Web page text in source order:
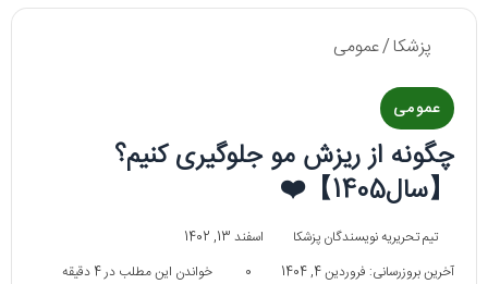
پزشکا/عمومی
عمومی
چگونه از ریزش مو جلوگیری کنیم؟
【سال1405】❤️
تیم تحریریه نویسندگان پزشکا
اسفند 13, 1402
آخرین بروزرسانی: فروردین 4, 1404
0 خواندن این مطلب در 4 دقیقه